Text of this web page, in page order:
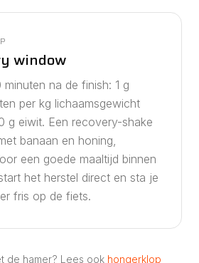
window
minuten na de finish: 1 g
per kg lichaamsgewicht
g eiwit. Een recovery-shake
banaan en honing,
een goede maaltijd binnen
het herstel direct en sta je
fris op de fiets.
de hamer? Lees ook hongerklop